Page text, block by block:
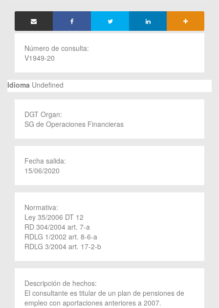
Número de consulta:
V1949-20
Idioma Undefined
DGT Organ:
SG de Operaciones Financieras
Fecha salida:
15/06/2020
Normativa:
Ley 35/2006 DT 12
RD 304/2004 art. 7-a
RDLG 1/2002 art. 8-6-a
RDLG 3/2004 art. 17-2-b
Descripción de hechos:
El consultante es titular de un plan de pensiones de
empleo con aportaciones anteriores a 2007.